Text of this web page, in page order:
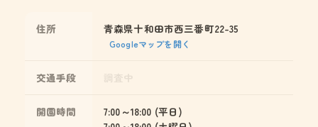
住所 青森県十和田市西三番町22-35
Googleマップを開く
交通手段
開園時間
7:00～18:00 (平日)